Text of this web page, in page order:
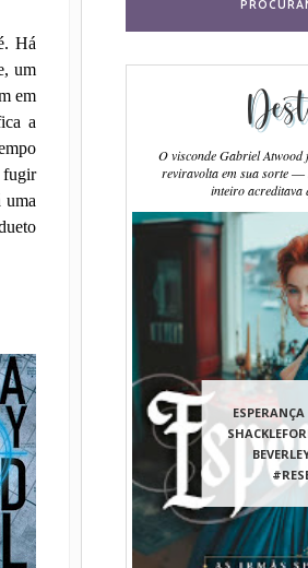
Há
um
em
a
fugir
uma
O visconde Gabriel
reviravolta em sua sorte ―
inteiro acreditava